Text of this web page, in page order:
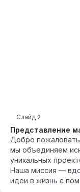
Представление
Слайд 2
Добро
мы объединяем
уникальных
Наша миссия —
идеи в жизнь с